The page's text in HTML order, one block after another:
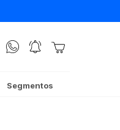
Segmentos